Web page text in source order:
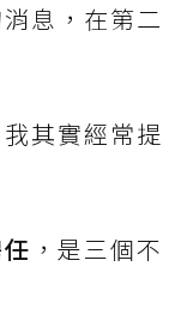
息，在第二
其實經常提
，是三個不